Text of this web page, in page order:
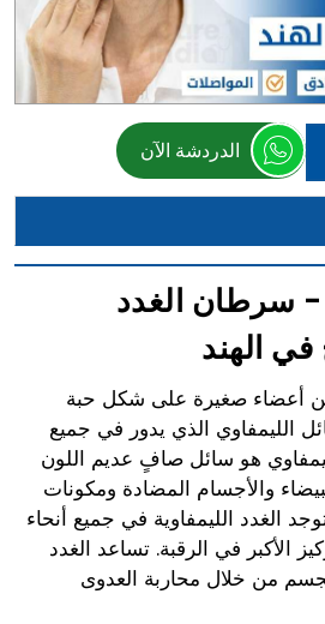
الدردشة الآن
- سرطان الغدد
في الهند
عن أعضاء صغيرة على شكل حبة
الليمفاوي الذي يدور في جميع
هو سائل صافٍ عديم اللون
والأجسام المضادة ومكونات
الغدد الليمفاوية في جميع أنحاء
الأكبر في الرقبة. تساعد الغدد
من خلال محاربة العدوى